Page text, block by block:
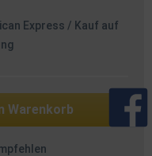
Express / Kauf auf
Warenkorb